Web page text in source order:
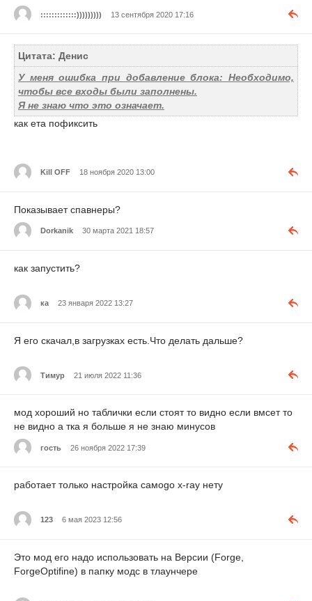
:::::::::::::))))))))) 13 сентября 2020 17:16
Цитата: Денис
У меня ошибка при добавление блока: Необходимо,
чтобы все входы были заполнены.
Я не знаю что это означает.
как ета пофиксить
Kill OFF 18 ноября 2020 13:00
Показывает спавнеры?
Dorkanik 30 марта 2021 18:57
как запустить?
ка 23 января 2022 13:27
Я его скачал,в загрузках есть.Что делать дальше?
Тимур 21 июля 2022 11:36
мод хороший но таблички если стоят то видно если вмсет то
не видно а тка я больше я не знаю минусов
гость 26 ноября 2022 17:39
работает только настройка самоgо x-ray нету
123 6 мая 2023 12:56
Это мод его надо использовать на Версии (Forge,
ForgeOptifine) в папку модс в тлаунчере